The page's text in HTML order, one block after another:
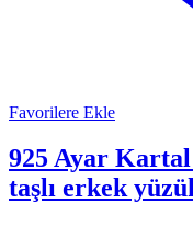
Favorilere Ekle
925 Ayar
taşlı erkek